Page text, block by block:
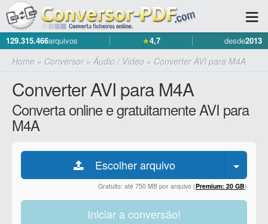
129.315.466arquivos ★4,7 desde2013
Home » Conversor» Áudio / Vídeo » Converter AVI para M4A
Converter AVI para M4A
Converta online e gratuitamente AVI para
M4A
Escolher arquivo
Gratuito: até 750 MB por arquivo (Premium: 20 GB)
Iniciar a conversão!